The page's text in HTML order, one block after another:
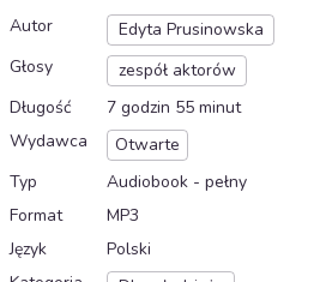
Autor
Edyta Prusinowska
Głosy
zespół aktorów
Długość
7 godzin 55 minut
Wydawca
Otwarte
Typ
Audiobook - pełny
Format
MP3
Język
Polski